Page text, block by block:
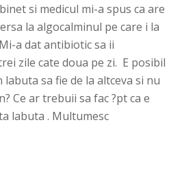
si medicul mi-a spus ca are
la algocalminul pe care i la
a dat antibiotic sa ii
zile cate doua pe zi. E posibil
labuta sa fie de la altceva si nu
Ce ar trebuii sa fac ?pt ca e
labuta . Multumesc